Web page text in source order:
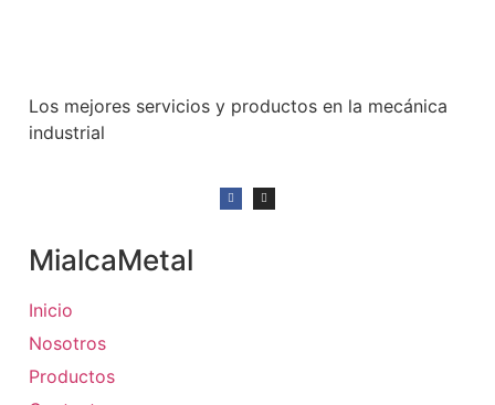
Los mejores servicios y productos en la mecánica
industrial
MialcaMetal
Inicio
Nosotros
Productos